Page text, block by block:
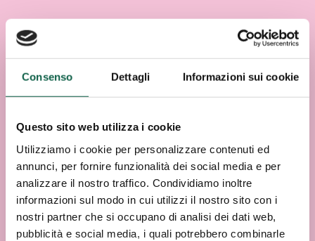
Consenso Dettagli Informazioni sui cookie
Questo sito web utilizza i cookie
Utilizziamo i cookie per personalizzare contenuti ed
annunci, per fornire funzionalità dei social media e per
analizzare il nostro traffico. Condividiamo inoltre
informazioni sul modo in cui utilizzi il nostro sito con i
nostri partner che si occupano di analisi dei dati web,
pubblicità e social media, i quali potrebbero combinarle